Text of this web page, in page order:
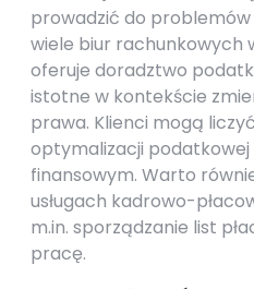
prowadzić do problemów
wiele biur rachunkowych
oferuje doradztwo
istotne w kontekście
prawa. Klienci mogą
optymalizacji podatkowej
finansowym. Warto
usługach kadrowo-
m.in. sporządzanie list
pracę.